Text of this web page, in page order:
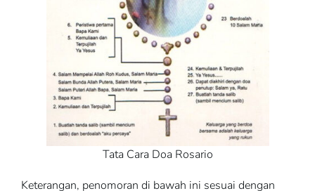
Tata Cara Doa Rosario
Keterangan, penomoran di bawah ini sesuai dengan